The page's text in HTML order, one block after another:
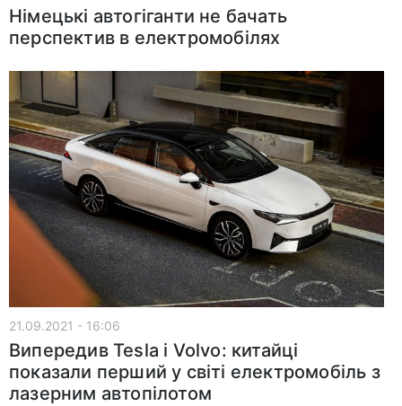
Німецькі автогіганти не бачать
перспектив в електромобілях
21.09.2021 - 16:06
Випередив Tesla і Volvo: китайці
показали перший у світі електромобіль з
лазерним автопілотом